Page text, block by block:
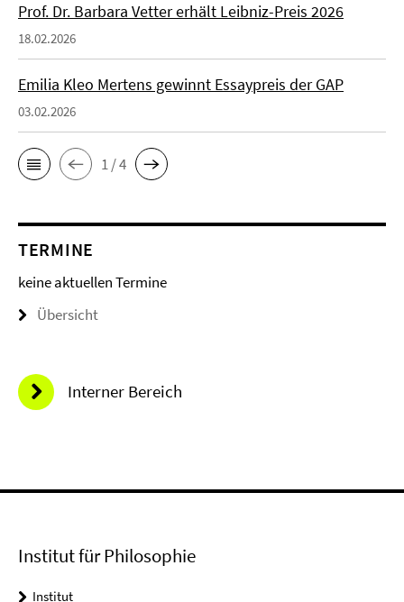
Prof. Dr. Barbara Vetter erhält Leibniz-Preis 2026
18.02.2026
Emilia Kleo Mertens gewinnt Essaypreis der GAP
03.02.2026
1 / 4
TERMINE
keine aktuellen Termine
Übersicht
Interner Bereich
Institut für Philosophie
Institut